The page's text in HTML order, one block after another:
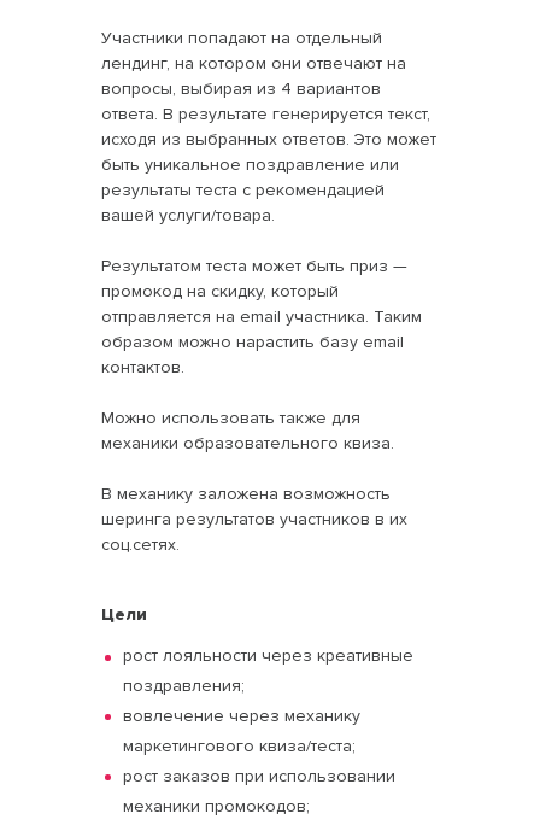
Участники попадают на отдельный
лендинг, на котором они отвечают на
вопросы, выбирая из 4 вариантов
ответа. В результате генерируется текст,
исходя из выбранных ответов. Это может
быть уникальное поздравление или
результаты теста с рекомендацией
вашей услуги/товара.
Результатом теста может быть приз —
промокод на скидку, который
отправляется на email участника. Таким
образом можно нарастить базу email
контактов.
Можно использовать также для
механики образовательного квиза.
В механику заложена возможность
шеринга результатов участников в их
соц.сетях.
Цели
рост лояльности через креативные
поздравления;
вовлечение через механику
маркетингового квиза/теста;
рост заказов при использовании
механики промокодов;